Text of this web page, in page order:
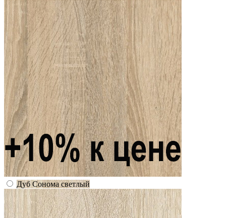
Дуб Сонома светлый